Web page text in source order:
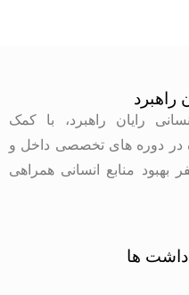
راهبرد
رایان راهبرد، با کمک
در دوره های تخصصی داخل و
منابع انسانی همراهی
ها